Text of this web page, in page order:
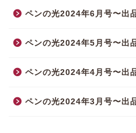
ペンの光2024年6月号〜出
ペンの光2024年5月号〜出
ペンの光2024年4月号〜出
ペンの光2024年3月号〜出